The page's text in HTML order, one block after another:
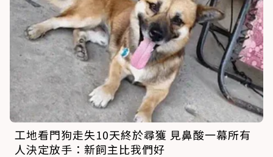
工地看門狗走失10天終於尋獲 見鼻酸一幕所有
人決定放手：新飼主比我們好